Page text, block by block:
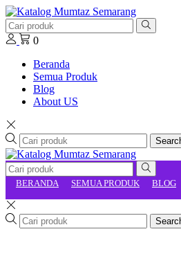
0
Beranda
Semua Produk
Blog
About US
BERANDA SEMUA PRODUK BLOG